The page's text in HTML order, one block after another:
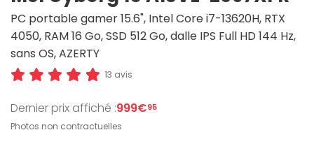
PC portable gamer 15.6", Intel Core i7-13620H, RTX
4050, RAM 16 Go, SSD 512 Go, dalle IPS Full HD 144 Hz,
sans OS, AZERTY
13 avis
Dernier prix affiché :999€95
Photos non contractuelles